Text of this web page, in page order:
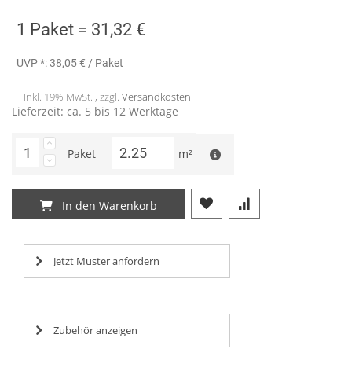
1 Paket = 31,32 €
UVP *:38,05 € / Paket
Inkl. 19% MwSt. , zzgl. Versandkosten
Lieferzeit: ca. 5 bis 12 Werktage
Paket m²
In den Warenkorb
Jetzt Muster anfordern
Zubehör anzeigen